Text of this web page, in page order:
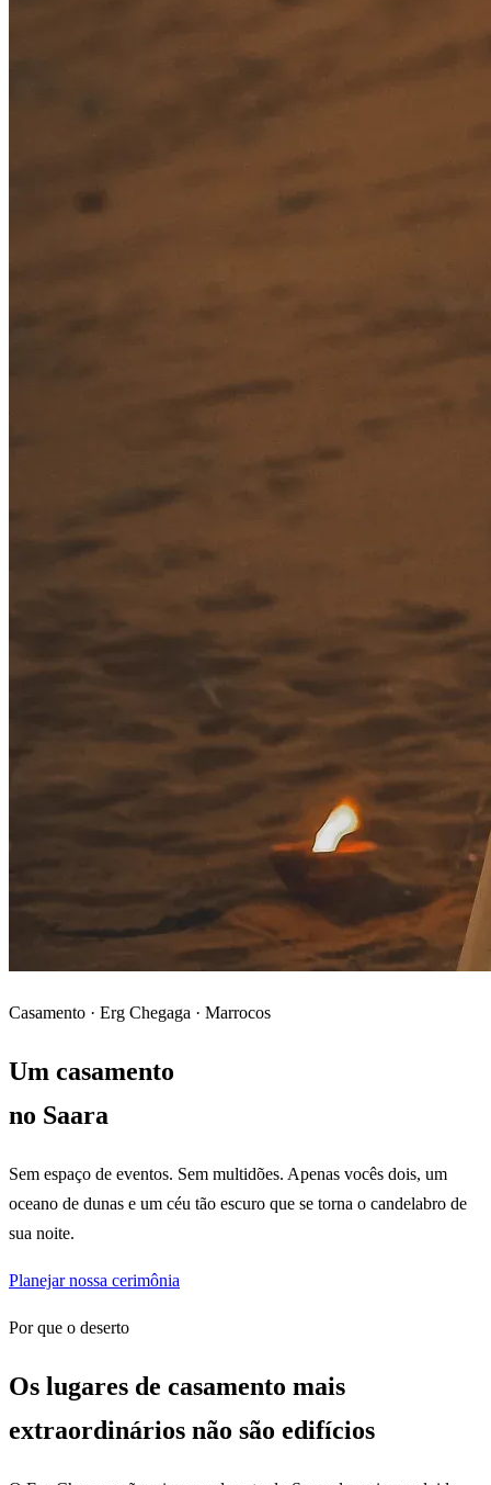
Casamento · Erg Chegaga · Marrocos
Um casamento
no Saara
Sem espaço de eventos. Sem multidões. Apenas vocês dois, um
oceano de dunas e um céu tão escuro que se torna o candelabro de
sua noite.
Planejar nossa cerimônia
Por que o deserto
Os lugares de casamento mais
extraordinários não são edifícios